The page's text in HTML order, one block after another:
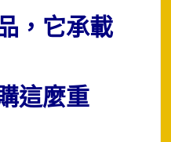
，它承載
這麼重